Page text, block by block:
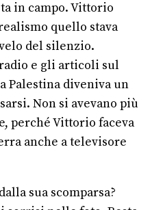
in campo. Vittorio
quello stava
del silenzio.
e gli articoli sul
Palestina diveniva un
Non si avevano più
perché Vittorio faceva
anche a televisore
sua scomparsa?